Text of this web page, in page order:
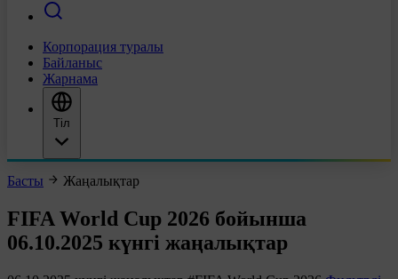
Корпорация туралы
Байланыс
Жарнама
Тіл
Басты Жаңалықтар
FIFA World Cup 2026 бойынша
06.10.2025 күнгі жаңалықтар